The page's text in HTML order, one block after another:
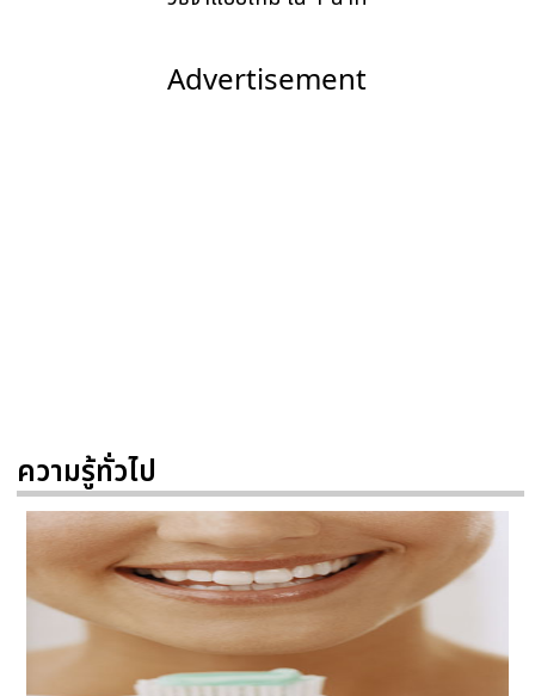
Advertisement
ความรู้ทั่วไป